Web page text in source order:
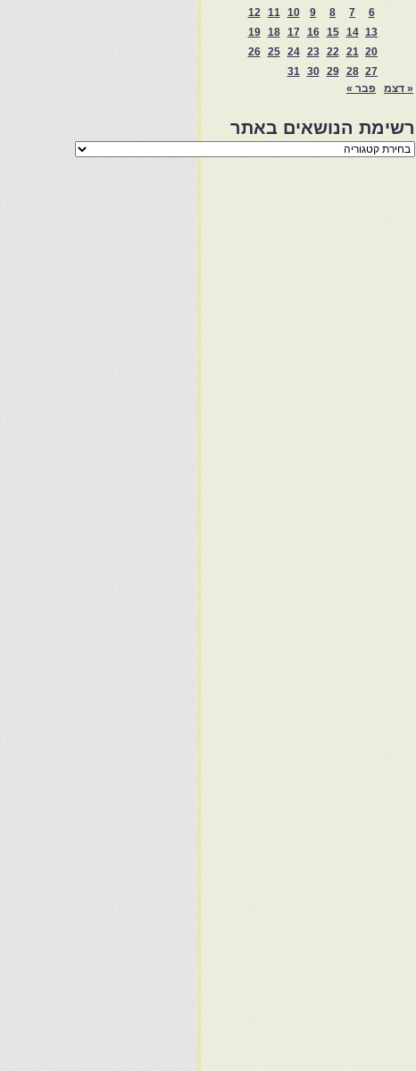
6
7
8
9
10
11
12
13
14
15
16
17
18
19
20
21
22
23
24
25
26
27
28
29
30
31
« דצמ
פבר »
רשימת הנושאים באתר
רשימת
הנושאים